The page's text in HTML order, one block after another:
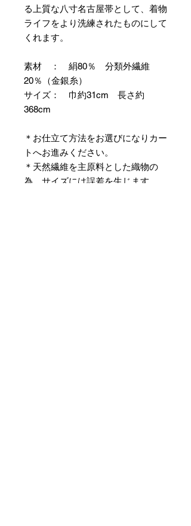
る上質な八寸名古屋帯として、着物
ライフをより洗練されたものにして
くれます。
素材 ： 絹80％ 分類外繊維
20％（金銀糸）
サイズ： 巾約31cm 長さ約
368cm
＊お仕立て方法をお選びになりカー
トへお進みください。
＊天然繊維を主原料とした織物の
為、サイズには誤差を生じます。